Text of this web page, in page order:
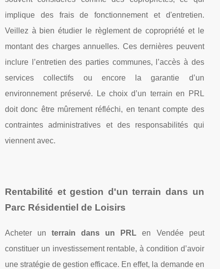
implique des frais de fonctionnement et d'entretien.
Veillez à bien étudier le règlement de copropriété et le
montant des charges annuelles. Ces dernières peuvent
inclure l’entretien des parties communes, l’accès à des
services collectifs ou encore la garantie d’un
environnement préservé. Le choix d’un terrain en PRL
doit donc être mûrement réfléchi, en tenant compte des
contraintes administratives et des responsabilités qui
viennent avec.
Rentabilité et gestion d'un terrain dans un
Parc Résidentiel de Loisirs
Acheter unterrain dans un PRL en Vendée peut
constituer un investissement rentable, à condition d’avoir
une stratégie de gestion efficace. En effet, la demande en